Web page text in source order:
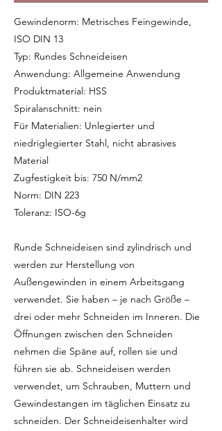
Gewindenorm: Metrisches Feingewinde,
ISO DIN 13
Typ: Rundes Schneideisen
Anwendung: Allgemeine Anwendung
Produktmaterial: HSS
Spiralanschnitt: nein
Für Materialien: Unlegierter und
niedriglegierter Stahl, nicht abrasives
Material
Zugfestigkeit bis: 750 N/mm2
Norm: DIN 223
Toleranz: ISO-6g
Runde Schneideisen sind zylindrisch und
werden zur Herstellung von
Außengewinden in einem Arbeitsgang
verwendet. Sie haben – je nach Größe –
drei oder mehr Schneiden im Inneren. Die
Öffnungen zwischen den Schneiden
nehmen die Späne auf, rollen sie und
führen sie ab. Schneideisen werden
verwendet, um Schrauben, Muttern und
Gewindestangen im täglichen Einsatz zu
schneiden. Der Schneideisenhalter wird